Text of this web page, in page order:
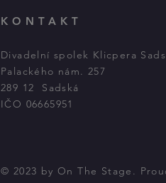
KONTAKT
Divadelní spolek Klicpera
Palackého nám. 257
289 12 Sadská
IČO 06665951
© 2023 by On The Stage.